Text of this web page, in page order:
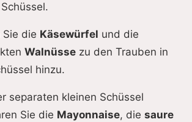
Sie die Käsewürfel und die
Walnüsse zu den Trauben in
hinzu.
separaten kleinen Schüssel
Sie die Mayonnaise, die saure